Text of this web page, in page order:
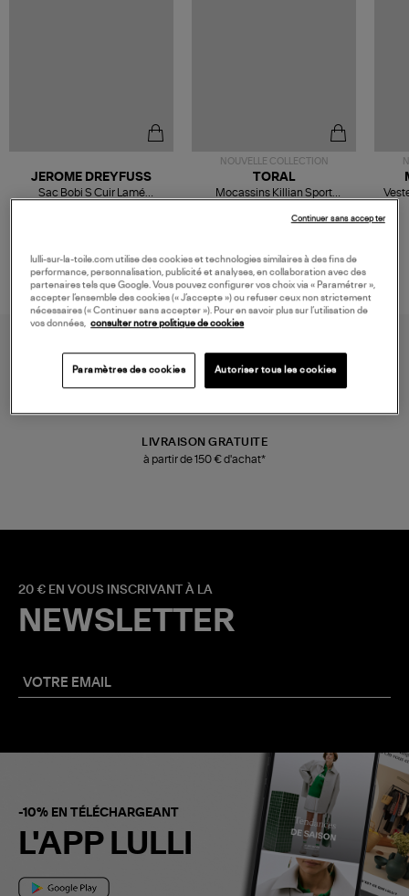
JEROME DREYFUSS
Sac Bobi S Cuir Lamé
NOUVELLE COLLECTION
TORAL
Mocassins Killian Sport
LIVRAISON GRATUITE
à partir de 150 € d'achat*
20 € EN VOUS INSCRIVANT À LA
NEWSLETTER
-10% EN TÉLÉCHARGEANT
L'APP LULLI
lulli-sur-la-toile.com utilise des cookies et technologies similaires à des fins de
performance, personnalisation, publicité et analyses, en collaboration avec des
partenaires tels que Google. Vous pouvez configurer vos choix via « Paramétrer »,
accepter l’ensemble des cookies (« J’accepte ») ou refuser ceux non strictement
nécessaires (« Continuer sans accepter »). Pour en savoir plus sur l’utilisation de
vos données, consulter notre politique de cookies
Paramètres des cookies Autoriser tous les cookies
Continuer sans accepter